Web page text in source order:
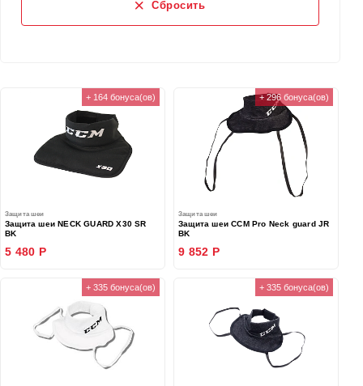
Сбросить
+ 164 бонуса(ов)
Защита шеи
Защита шеи NECK GUARD X30 SR
BK
5 480 Р
+ 296 бонуса(ов)
Защита шеи
Защита шеи CCM Pro Neck guard JR
BK
9 852 Р
+ 335 бонуса(ов) + 335 бонуса(ов)